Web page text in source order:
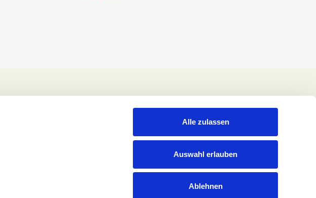
Alle zulassen
Auswahl erlauben
Ablehnen
Rechtliches